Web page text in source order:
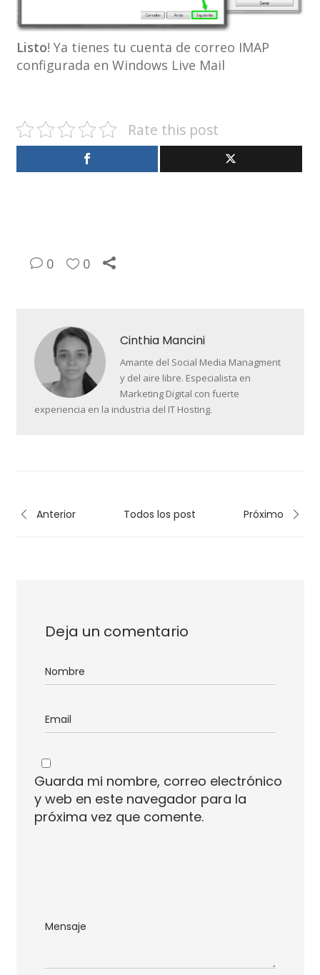
Listo! Ya tienes tu cuenta de correo IMAP
configurada en Windows Live Mail
Rate this post
0 0
Cinthia Mancini
Amante del Social Media Managment
y del aire libre. Especialista en
Marketing Digital con fuerte
experiencia en la industria del IT Hosting.
Anterior Todos los post Próximo
Deja un comentario
Guarda mi nombre, correo electrónico
y web en este navegador para la
próxima vez que comente.